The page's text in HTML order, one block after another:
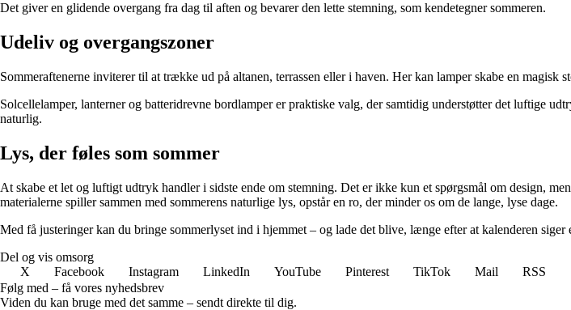
Det giver en glidende overgang fra dag til aften og bevarer den lette stemning, som kendetegner sommeren.
Udeliv og overgangszoner
Sommeraftenerne inviterer til at trække ud på altanen, terrassen eller i haven. Her kan lamper skabe en magisk
Solcellelamper, lanterner og batteridrevne bordlamper er praktiske valg, der samtidig understøtter det luftige
naturlig.
Lys, der føles som sommer
At skabe et let og luftigt udtryk handler i sidste ende om stemning. Det er ikke kun et spørgsmål om design,
materialerne spiller sammen med sommerens naturlige lys, opstår en ro, der minder os om de lange, lyse dage.
Med få justeringer kan du bringe sommerlyset ind i hjemmet – og lade det blive, længe efter at kalenderen siger
Del og vis omsorg
X
Facebook Instagram LinkedIn YouTube Pinterest TikTok Mail
RSS
Følg med – få vores nyhedsbrev
Viden du kan bruge med det samme – sendt direkte til dig.